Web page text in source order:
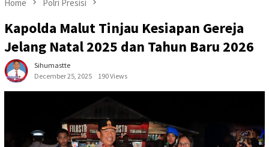
Home Polri Presisi
Kapolda Malut Tinjau Kesiapan Gereja
Jelang Natal 2025 dan Tahun Baru 2026
Sihumastte
December 25, 2025
190 Views